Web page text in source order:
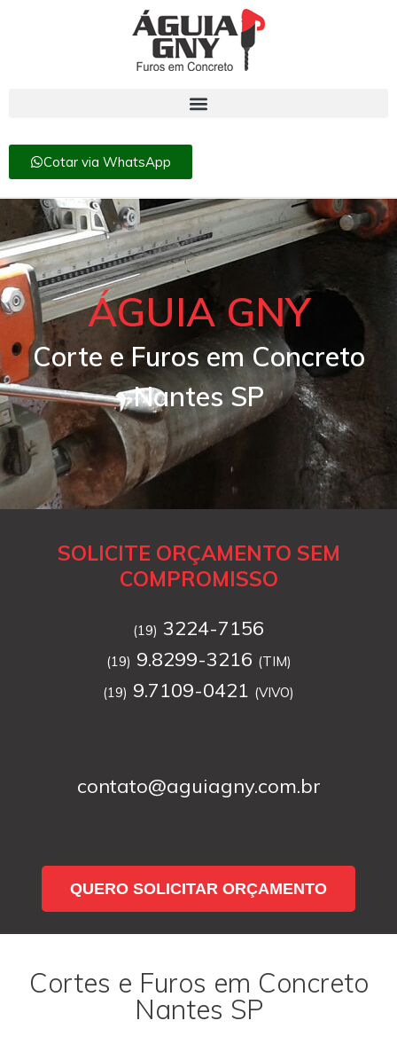
Cotar via WhatsApp
ÁGUIA GNY
Corte e Furos em Concreto
Nantes SP
SOLICITE ORÇAMENTO SEM
COMPROMISSO
(19) 3224-7156
(19) 9.8299-3216 (TIM)
(19) 9.7109-0421 (VIVO)
contato@aguiagny.com.br
QUERO SOLICITAR ORÇAMENTO
Cortes e Furos em Concreto
Nantes SP